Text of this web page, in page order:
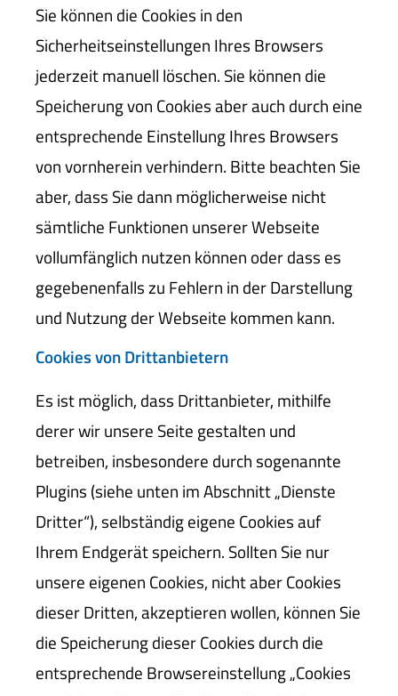
Sie können die Cookies in den
Sicherheitseinstellungen Ihres Browsers
jederzeit manuell löschen. Sie können die
Speicherung von Cookies aber auch durch eine
entsprechende Einstellung Ihres Browsers
von vornherein verhindern. Bitte beachten Sie
aber, dass Sie dann möglicherweise nicht
sämtliche Funktionen unserer Webseite
vollumfänglich nutzen können oder dass es
gegebenenfalls zu Fehlern in der Darstellung
und Nutzung der Webseite kommen kann.
Cookies von Drittanbietern
Es ist möglich, dass Drittanbieter, mithilfe
derer wir unsere Seite gestalten und
betreiben, insbesondere durch sogenannte
Plugins (siehe unten im Abschnitt „Dienste
Dritter“), selbständig eigene Cookies auf
Ihrem Endgerät speichern. Sollten Sie nur
unsere eigenen Cookies, nicht aber Cookies
dieser Dritten, akzeptieren wollen, können Sie
die Speicherung dieser Cookies durch die
entsprechende Browsereinstellung „Cookies